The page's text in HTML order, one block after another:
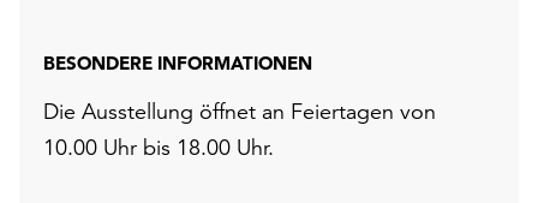
BESONDERE INFORMATIONEN
Die Ausstellung öffnet an Feiertagen von
10.00 Uhr bis 18.00 Uhr.